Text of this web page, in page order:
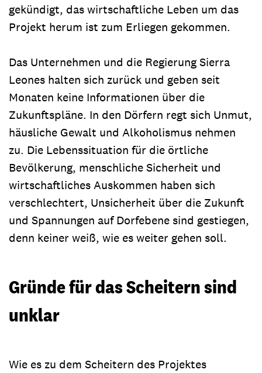
gekündigt, das wirtschaftliche Leben um das
Projekt herum ist zum Erliegen gekommen.
Das Unternehmen und die Regierung Sierra
Leones halten sich zurück und geben seit
Monaten keine Informationen über die
Zukunftspläne. In den Dörfern regt sich Unmut,
häusliche Gewalt und Alkoholismus nehmen
zu. Die Lebenssituation für die örtliche
Bevölkerung, menschliche Sicherheit und
wirtschaftliches Auskommen haben sich
verschlechtert, Unsicherheit über die Zukunft
und Spannungen auf Dorfebene sind gestiegen,
denn keiner weiß, wie es weiter gehen soll.
Gründe für das Scheitern sind
unklar
Wie es zu dem Scheitern des Projektes